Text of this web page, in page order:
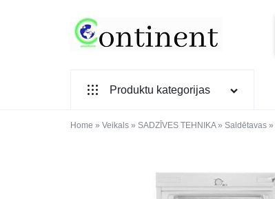
PREČU
INTERNETVEIKALS
Produktu kategorijas
SADZĪVES TEHNIKA
Home » Veikals » SADZĪVES TEHNIKA» Saldētavas »